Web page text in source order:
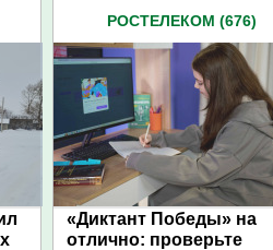
РОСТЕЛЕКОМ (676)
«Диктант Победы» на
отлично: проверьте